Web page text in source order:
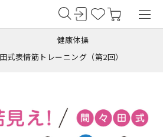
健康体操
式表情筋トレーニング（第2回）